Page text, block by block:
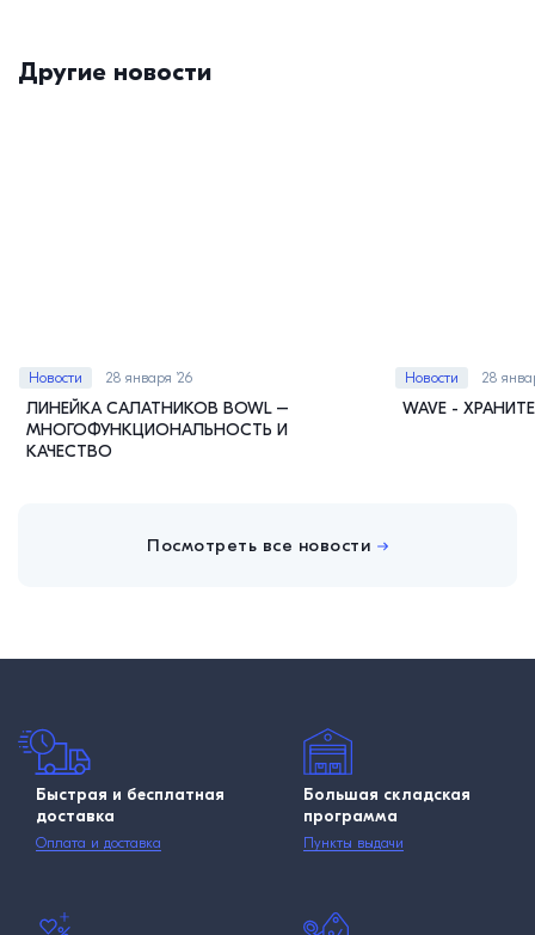
Другие новости
Новости 28 января ’26
ЛИНЕЙКА САЛАТНИКОВ BOWL –
МНОГОФУНКЦИОНАЛЬНОСТЬ И
КАЧЕСТВО
Новости 28
WAVE -
Посмотреть все новости
Быстрая и бесплатная
доставка
Оплата и доставка
Большая складская
программа
Пункты выдачи